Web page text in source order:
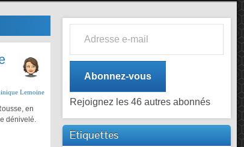
Lemoine
en
dénivelé.
Adresse e-mail
Abonnez-vous
Rejoignez les 46 autres abonnés
Etiquettes